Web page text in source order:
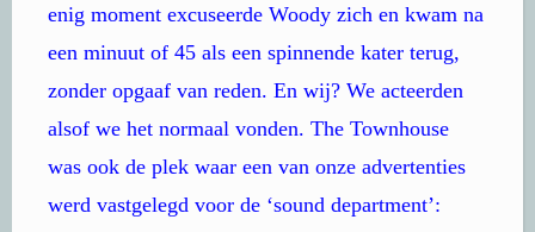
enig moment excuseerde Woody zich en kwam na
een minuut of 45 als een spinnende kater terug,
zonder opgaaf van reden. En wij? We acteerden
alsof we het normaal vonden. The Townhouse
was ook de plek waar een van onze advertenties
werd vastgelegd voor de ‘sound department’: